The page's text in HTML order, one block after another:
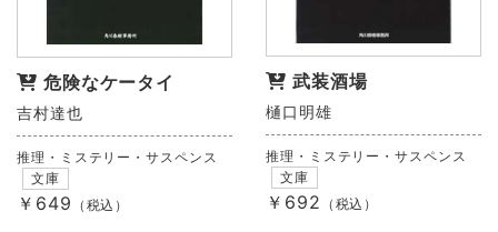
危険なケータイ
吉村達也
推理・ミステリー・サスペンス
文庫
￥649 （税込）
武装酒場
樋口明雄
推理・ミステリー・サスペンス
文庫
￥692 （税込）